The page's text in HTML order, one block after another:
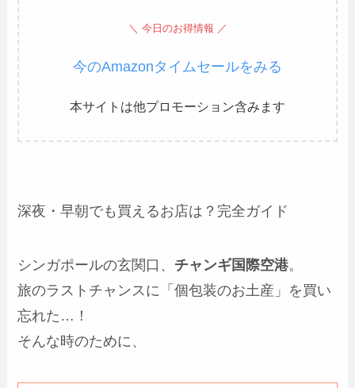
＼ 今日のお得情報 ／
今のAmazonタイムセールをみる
本サイトは他プロモーション含みます
深夜・早朝でも買えるお店は？完全ガイド
シンガポールの玄関口、 チャンギ国際空港。
旅のラストチャンスに「個包装のお土産」を買い
忘れた…！
そんな時のために、